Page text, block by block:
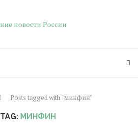
Posts tagged with "минфин"
TAG: МИНФИН